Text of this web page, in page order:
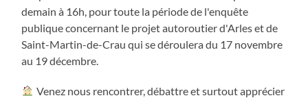
demain à 16h, pour toute la période de l'enquête
publique concernant le projet autoroutier d'Arles et de
Saint-Martin-de-Crau qui se déroulera du 17 novembre
au 19 décembre.
Venez nous rencontrer, débattre et surtout apprécier